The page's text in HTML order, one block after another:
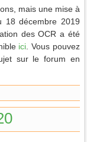
mais une mise à
18 décembre 2019
des OCR a été
ici . Vous pouvez
sur le forum en